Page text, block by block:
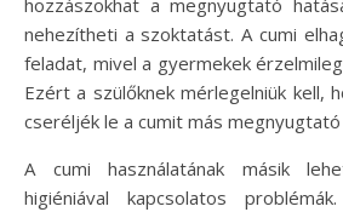
nehezítheti a szoktatást. A cumi
feladat, mivel a gyermekek
Ezért a szülőknek mérlegelniük kell,
cseréljék le a cumit más
A cumi használatának másik
higiéniával kapcsolatos